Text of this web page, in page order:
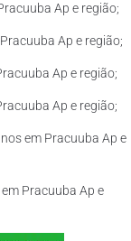
Ap e região;
Ap e região;
Ap e região;
Ap e região;
em Pracuuba Ap e
Pracuuba Ap e